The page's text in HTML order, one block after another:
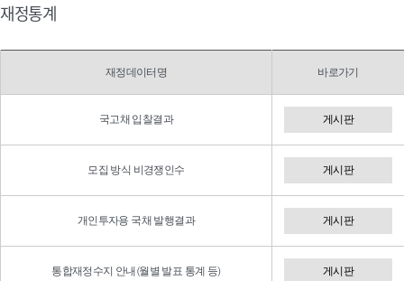
재정통계
재정데이터명 바로가기
국고채 입찰결과 게시판
모집 방식 비경쟁인수 게시판
개인투자용 국채 발행결과 게시판
통합재정수지 안내(월별 발표 통계 등) 게시판